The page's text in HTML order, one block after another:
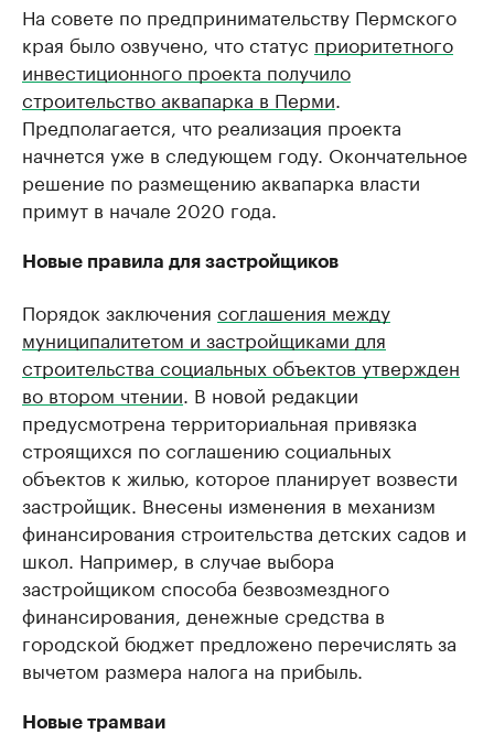
На совете по предпринимательству Пермского
края было озвучено, что статус приоритетного
инвестиционного проекта получило
строительство аквапарка в Перми
Предполагается, что реализация проекта
начнется уже в следующем году. Окончательное
решение по размещению аквапарка власти
примут в начале 2020 года.
Новые правила для застройщиков
Порядок заключения соглашения между
муниципалитетом и застройщиками для
строительства социальных объектов утвержден
во втором чтении . В новой редакции
предусмотрена территориальная привязка
строящихся по соглашению социальных
объектов к жилью, которое планирует возвести
застройщик. Внесены изменения в механизм
финансирования строительства детских садов и
школ. Например, в случае выбора
застройщиком способа безвозмездного
финансирования, денежные средства в
городской бюджет предложено перечислять за
вычетом размера налога на прибыль.
Новые трамваи